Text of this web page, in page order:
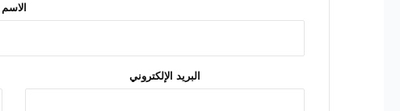
الاسم
البريد الإلكتروني